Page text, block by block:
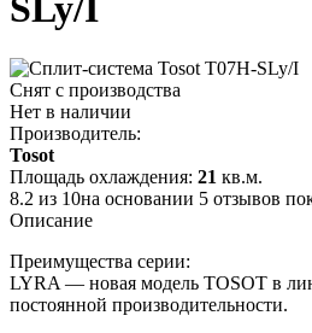
SLy/I
Снят с производства
Нет в наличии
Производитель:
Tosot
Площадь охлаждения: 21 кв.м.
8.2 из 10на основании 5 отзывов
Описание
Преимущества серии:
LYRA — новая модель TOSOT в
постоянной производительности.